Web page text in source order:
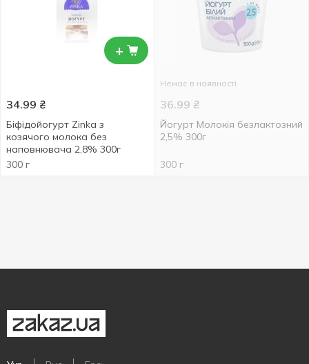
+
34.99 ₴
Біфідойогурт Zinka з
козячого молока без
наповнювача 2,8% 300г
300 г
Немає в наявності
36.99 ₴
Йогурт Молокія безлактозний
2,5% 300г
300 г